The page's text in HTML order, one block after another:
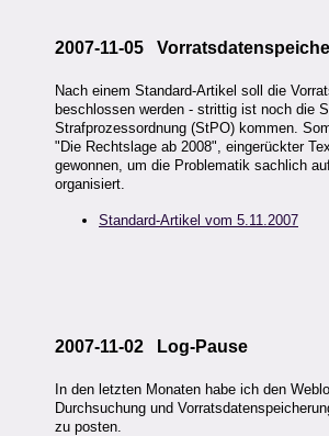
2007-11-05
Nach einem Standard-Artikel soll die
beschlossen werden - strittig ist noch die
Strafprozessordnung (StPO) kommen.
"Die Rechtslage ab 2008", eingerückter
gewonnen, um die Problematik sachlich
organisiert.
Standard-Artikel vom 5.11.2007
2007-11-02 Log-Pause
In den letzten Monaten habe ich den
Durchsuchung und
zu posten.